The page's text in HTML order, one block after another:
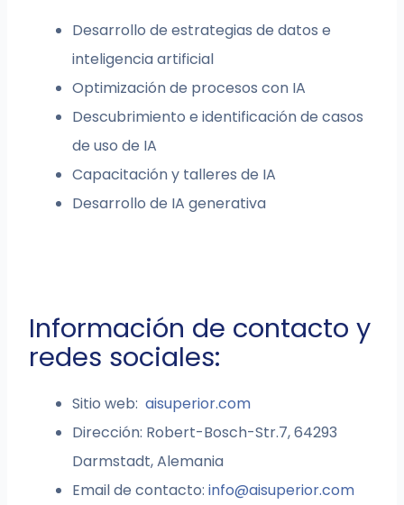
Desarrollo de estrategias de datos e
inteligencia artificial
Optimización de procesos con IA
Descubrimiento e identificación de casos
de uso de IA
Capacitación y talleres de IA
Desarrollo de IA generativa
Información de contacto y
redes sociales:
Sitio web:aisuperior.com
Dirección: Robert-Bosch-Str.7, 64293
Darmstadt, Alemania
Email de contacto:info@aisuperior.com